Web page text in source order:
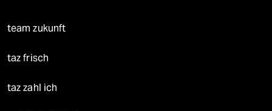
team zukunft
taz frisch
taz zahl ich